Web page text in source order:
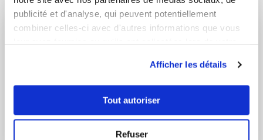
publicité et d'analyse, qui peuvent potentiellement
combiner celles-ci avec d'autres informations que vous
Afficher les détails
Tout autoriser
Refuser